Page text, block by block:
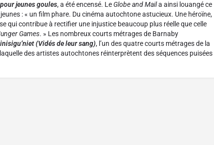
jeunes goules, a été encensé. Le Globe and Maila ainsi louangé ce
: « un film phare. Du cinéma autochtone astucieux. Une héroïne,
qui contribue à rectifier une injustice beaucoup plus réelle que celle
Games. » Les nombreux courts métrages de Barnaby
(Vidés de leur sang), l’un des quatre courts métrages de la
laquelle des artistes autochtones réinterprètent des séquences puisées